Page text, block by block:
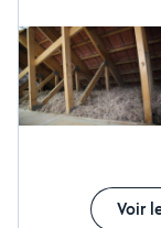
de gouttière Cimentation de faîtage, cheminée,rive
Ravalement de Peinture Nettoyage
combles Par extérieur ou
devis,
gratuit Nos
Voir